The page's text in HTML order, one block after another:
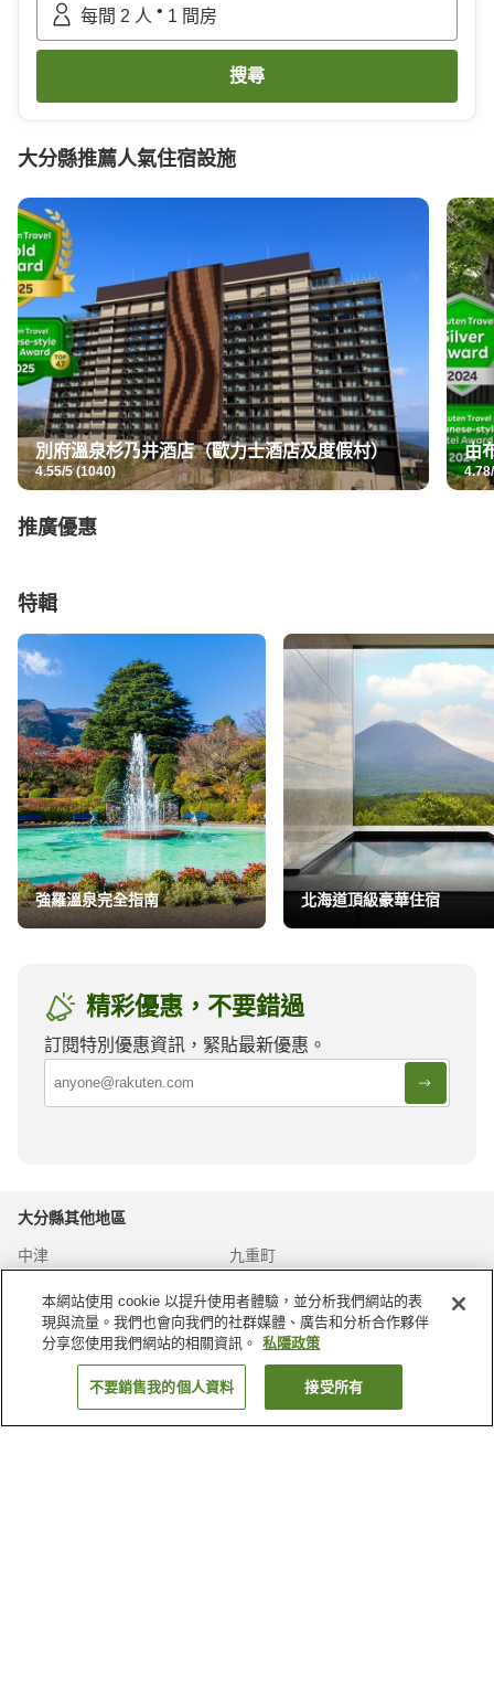
每間 2 人 • 1 間房
搜尋
大分縣推薦人氣住宿設施
別府溫泉杉乃井酒店（歐力士酒店及度假村）
4.55/5 (1040)
由
推廣優惠
特輯
強羅溫泉完全指南 北海道頂級豪華住宿
精彩優惠，不要錯過
訂閱特別優惠資訊，緊貼最新優惠。
大分縣其他地區
中津
九重町
顯示更多
其他地方
京都府
佐賀縣
兵庫縣
本網站使用 cookie 以提升使用者體驗，並分析我們網站的表
現與流量。我們也會向我們的社群媒體、廣告和分析合作夥伴
分享您使用我們網站的相關資訊。
私隱政策
不要銷售我的個人資料 接受所有